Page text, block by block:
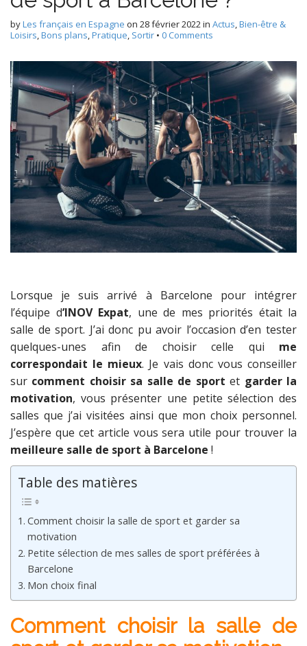
byLes français en Espagne on 28 février 2022in Actus,Bien-être &
Loisirs,Bons plans,Pratique, Sortir • 0 Comments
Lorsque je suis arrivé à Barcelone pour intégrer
l’équipe d’INOV Expat, une de mes priorités était la
salle de sport. J’ai donc pu avoir l’occasion d’en tester
quelques-unes afin de choisir celle qui me
correspondait le mieux. Je vais donc vous conseiller
sur comment choisir sa salle de sport et garder la
motivation, vous présenter une petite sélection des
salles que j’ai visitées ainsi que mon choix personnel.
J’espère que cet article vous sera utile pour trouver la
meilleure salle de sport à Barcelone !
Table des matières
Comment choisir la salle de sport et garder sa
motivation
Petite sélection de mes salles de sport préférées à
Barcelone
Mon choix final
Comment choisir la salle de